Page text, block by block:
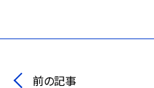
前の記事